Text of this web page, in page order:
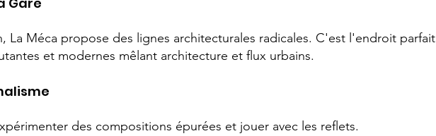
La Méca propose des lignes architecturales radicales. C'est l'endroit parfait
et modernes mêlant architecture et flux urbains.
des compositions épurées et jouer avec les reflets.